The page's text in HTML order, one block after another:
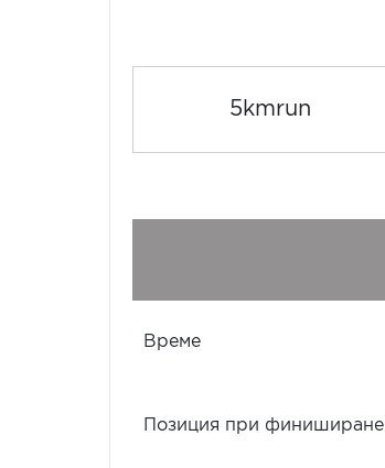
5kmrun
Време
Позиция при финиширане